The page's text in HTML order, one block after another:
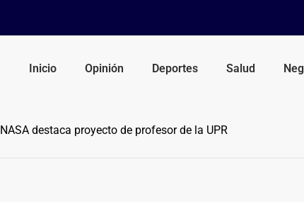
Inicio Opinión Deportes Salud
NASA destaca proyecto de profesor de la UPR